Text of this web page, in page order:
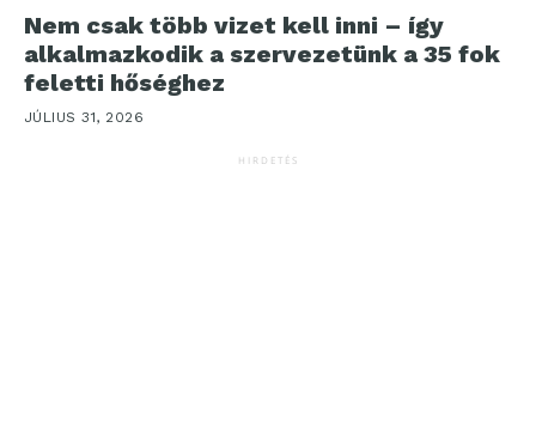
Nem csak több vizet kell inni – így
alkalmazkodik a szervezetünk a 35 fok
feletti hőséghez
JÚLIUS 31, 2026
HIRDETÉS